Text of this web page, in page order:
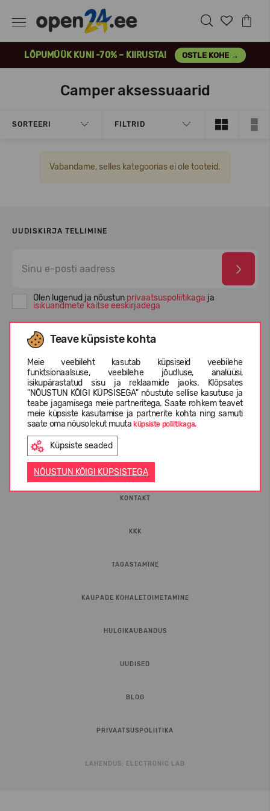
LÕPUMÜÜK KUNI -70% – KIIRUSTA! OSTLE KOHE →
Teave küpsiste kohta
Meie veebileht kasutab küpsiseid veebilehe
funktsionaalsuse, veebilehe jõudluse, analüüsi,
isikupärastatud sisu ja reklaamide jaoks. Klõpsates
"NÕUSTUN KÕIGI KÜPSISEGA" nõustute sellise kasutuse ja
teabe jagamisega meie partneritega. Saate rohkem teavet
meie küpsiste kasutamise ja partnerite kohta ning samuti
saate oma nõusolekut muutaküpsiste poliitikaga.
Küpsiste seaded
NÕUSTUN KÕIGI KÜPSISTEGA
Camper aksessuaarid
SORTEERI FILTRID
Vabandame, selles kategoorias ei ole tooteid.
UUDISKIRJA TELLIMINE
Olen lugenud ja nõustun privaatsuspoliitikaga ja
isikuandmete kaitse eeskirjadega
KONTAKT
KKK
TAGASTAMINE
KAUPADE KOHALETOIMETAMINE
HULGIKAUBANDUS
UUDISED
BLOG
PRIVAATSUSPOLIITIKA
LAHENDUS: ELECTRONIC LAB